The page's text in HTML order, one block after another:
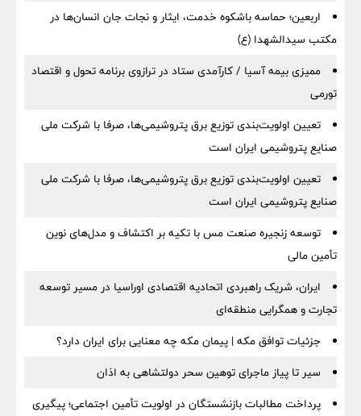
اربعین؛ حماسه باشکوه خدمت، ایثار و نجات جان انسان‌ها در
مکتب سیدالشهدا (ع)
ممیزی بیمه آسیا / کارآمدی ستاد در ترازوی برنامه تحول و اقتصاد
تورمی
تعیین اولویت‌بندی توزیع برق پتروشیمی‌ها، صرفا با شرکت ملی
صنایع پتروشیمی ایران است
تعیین اولویت‌بندی توزیع برق پتروشیمی‌ها، صرفا با شرکت ملی
صنایع پتروشیمی ایران است
توسعه زنجیره صنعت مس با تکیه بر اکتشاف و مدل‌های نوین
تأمین مالی
ایران، شریک راهبردی اتحادیه اقتصادی اوراسیا در مسیر توسعه
تجارت و همگرایی منطقه‌ای
جزئیات توافق مکه | پیمان مکه چه معنایی برای ایران دارد؟
سیر تا پیاز ماجرای توهین سحر دولتشاهی به اذان
پرداخت مطالبات بازنشستگان در اولویت تأمین اجتماعی؛ پیگیری